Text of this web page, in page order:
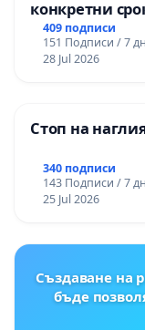
конкретни
цялостна
„Тракия“ -
409 подписи
151 Подписи / 7
28 Jul 2026
Стоп на
340 подписи
143 Подписи / 7
25 Jul 2026
Създаване на
бъде